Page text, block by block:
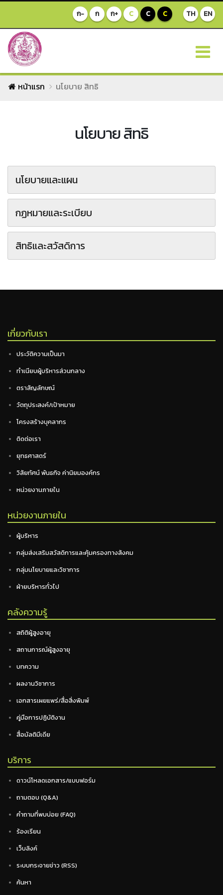
TH EN
ก- ก ก+ C C C
หน้าแรก นโยบาย สิทธิ
นโยบาย สิทธิ
นโยบายและแผน
กฏหมายและระเบียบ
สิทธิและสวัสดิการ
เกี่ยวกับเรา
ประวัติความเป็นมา
ทำเนียบผู้บริหารส่วนกลาง
ตราสัญลักษณ์
วัตถุประสงค์/เป้าหมาย
โครงสร้างบุคลากร
ติดต่อเรา
ยุทธศาสตร์
วิสัยทัศน์ พันธกิจ ค่านิยมองค์กร
หน่วยงานภายใน
หน่วยงานภายใน
ผู้บริหาร
กลุ่มส่งเสริมสวัสดิการและคุ้มครองทางสังคม
กลุ่มนโยบายและวิชาการ
ฝ่ายบริหารทั่วไป
คลังความรู้
สถิติผู้สูงอายุ
สถานการณ์ผู้สูงอายุ
บทความ
ผลงานวิชาการ
เอกสารเผยแพร่/สื่อสิ่งพิมพ์
คู่มือการปฏิบัติงาน
สื่อมัลติมีเดีย
บริการ
ดาวน์โหลดเอกสาร/แบบฟอร์ม
ถามตอบ (Q&A)
คำถามที่พบบ่อย (FAQ)
ร้องเรียน
เว็บลิงค์
ระบบกระจายข่าว (RSS)
ค้นหา